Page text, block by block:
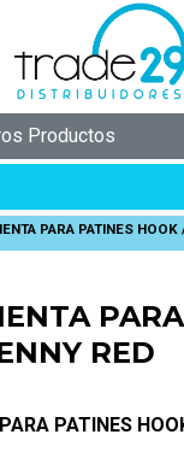
Productos
PARA PATINES HOOK
RED
PATINES